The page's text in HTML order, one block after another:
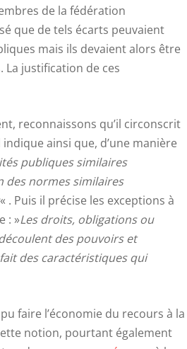
de la fédération
que de tels écarts peuvaient
mais ils devaient alors être
justification de ces
reconnaissons qu’il circonscrit
ainsi que, d’une manière
publiques similaires
des normes similaires
« . Puis il précise les exceptions à
: »Les droits, obligations ou
des pouvoirs et
des caractéristiques qui
faire l’économie du recours à la
notion, pourtant également